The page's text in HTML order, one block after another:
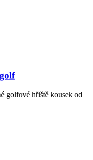
golfové hřiště kousek od